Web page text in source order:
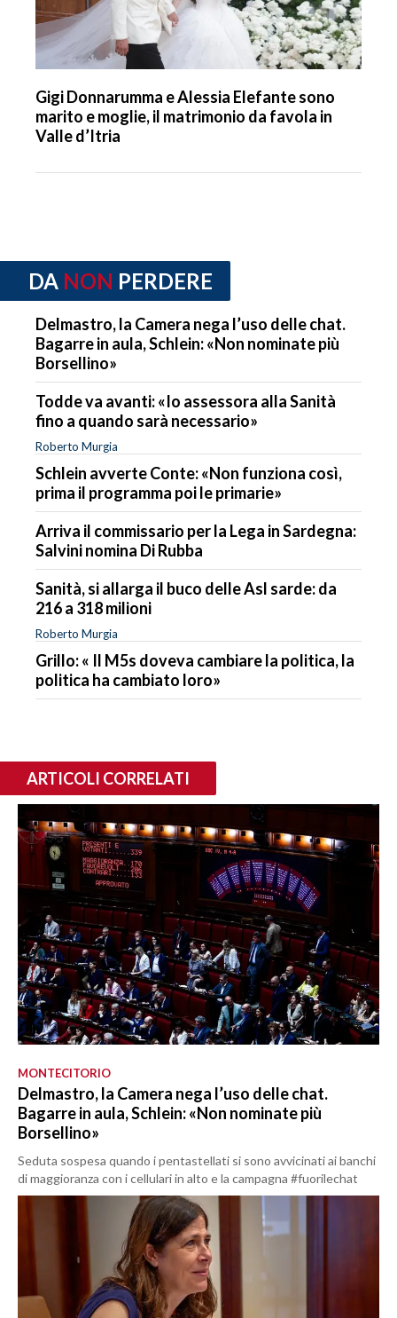
Gigi Donnarumma e Alessia Elefante sono
marito e moglie, il matrimonio da favola in
Valle d’Itria
DA NON PERDERE
Delmastro, la Camera nega l’uso delle chat.
Bagarre in aula, Schlein: «Non nominate più
Borsellino»
Todde va avanti: «Io assessora alla Sanità
fino a quando sarà necessario»
Roberto Murgia
Schlein avverte Conte: «Non funziona così,
prima il programma poi le primarie»
Arriva il commissario per la Lega in Sardegna:
Salvini nomina Di Rubba
Sanità, si allarga il buco delle Asl sarde: da
216 a 318 milioni
Roberto Murgia
Grillo: « Il M5s doveva cambiare la politica, la
politica ha cambiato loro»
ARTICOLI CORRELATI
MONTECITORIO
Delmastro, la Camera nega l’uso delle chat.
Bagarre in aula, Schlein: «Non nominate più
Borsellino»
Seduta sospesa quando i pentastellati si sono avvicinati ai banchi
di maggioranza con i cellulari in alto e la campagna #fuorilechat